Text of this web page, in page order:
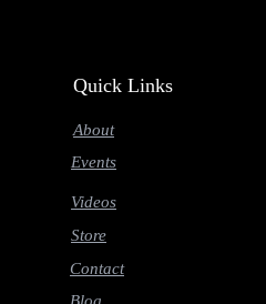
Quick Links
About
Events
Videos
Store
Contact
Blog